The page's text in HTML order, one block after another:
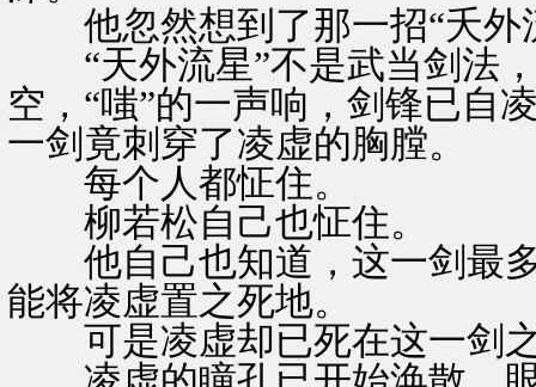
他忽然想到了那一招“夭外
“天外流星”不是武当剑法，
空，“嗤”的一声响，剑锋已自
一剑竟刺穿了凌虚的胸膛。
每个人都怔住。
柳若松自己也怔住。
他自己也知道，这一剑最多
能将凌虚置之死地。
可是凌虚却已死在这一剑